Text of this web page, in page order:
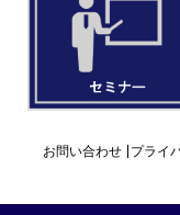
お問い合わせ プライ